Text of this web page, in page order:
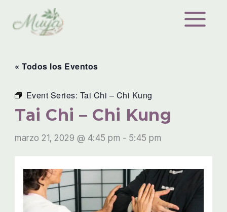
contenido
« Todos los Eventos
Event Series: Tai Chi – Chi Kung
Tai Chi – Chi Kung
marzo 21, 2029 @ 4:45 pm - 5:45 pm